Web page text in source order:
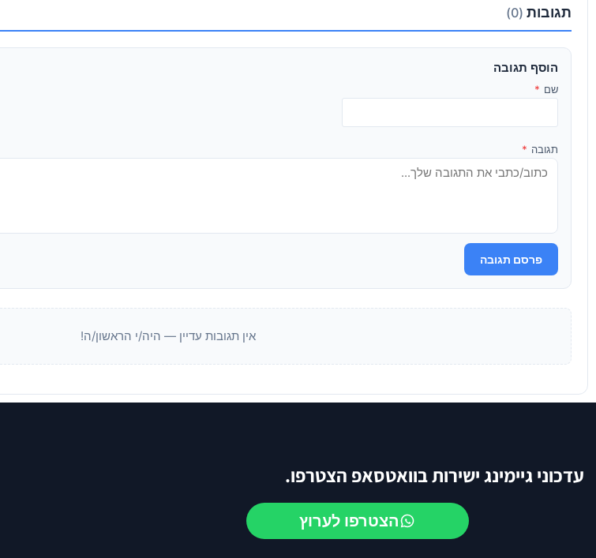
תגובות (0)
הוסף תגובה
שם *
תגובה *
פרסם תגובה
אין תגובות עדיין — היה/י הראשון/ה!
עדכוני גיימינג ישירות בוואטסאפ הצטרפו.
הצטרפו לערוץ